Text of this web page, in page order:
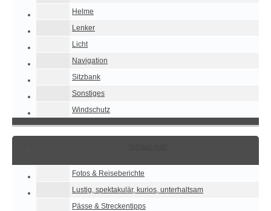
Helme
Lenker
Licht
Navigation
Sitzbank
Sonstiges
Windschutz
Fotos & Reiseberichte
Lustig, spektakulär, kurios, unterhaltsam
Pässe & Streckentipps